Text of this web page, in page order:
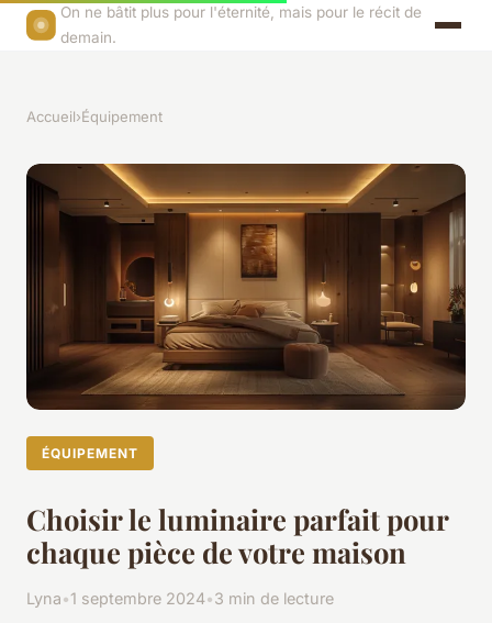
On ne bâtit plus pour l'éternité, mais pour le récit de
demain.
Accueil›Équipement
ÉQUIPEMENT
Choisir le luminaire parfait pour
chaque pièce de votre maison
Lyna•1 septembre 2024•3 min de lecture